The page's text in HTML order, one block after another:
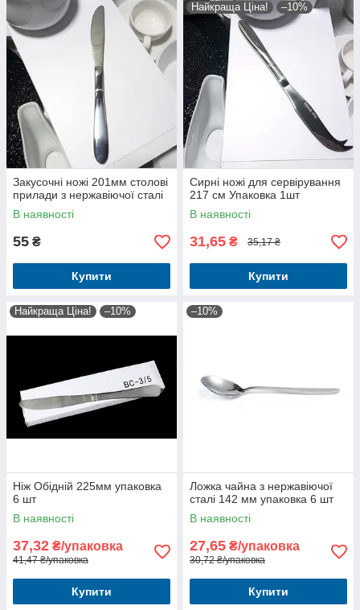
Закусочні ножі 201мм столові
прилади з нержавіючої сталі
В наявності
55 ₴
Купити
Найкраща Ціна! –10%
Сирні ножі для сервірування
217 см Упаковка 1шт
В наявності
31,65 ₴ 35,17 ₴
Купити
Найкраща Ціна! –10%
Ніж Обідній 225мм упаковка
6 шт
В наявності
37,32 ₴/упаковка
41,47 ₴/упаковка
Купити
–10%
Ложка чайна з нержавіючої
сталі 142 мм упаковка 6 шт
В наявності
27,65 ₴/упаковка
30,72 ₴/упаковка
Купити